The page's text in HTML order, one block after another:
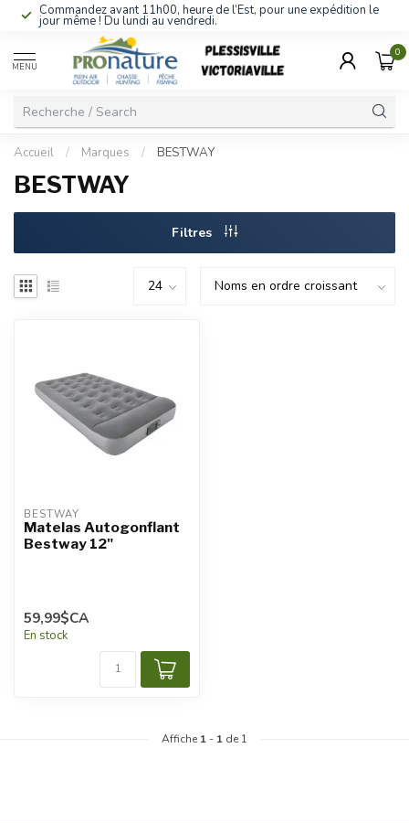
Commandez avant 11h00, heure de l’Est, pour une expédition le
jour même ! Du lundi au vendredi.
MENU
0
Accueil / Marques / BESTWAY
BESTWAY
Filtres
BESTWAY
Matelas Autogonflant
Bestway 12"
59,99$CA
En stock
Affiche 1 - 1 de 1